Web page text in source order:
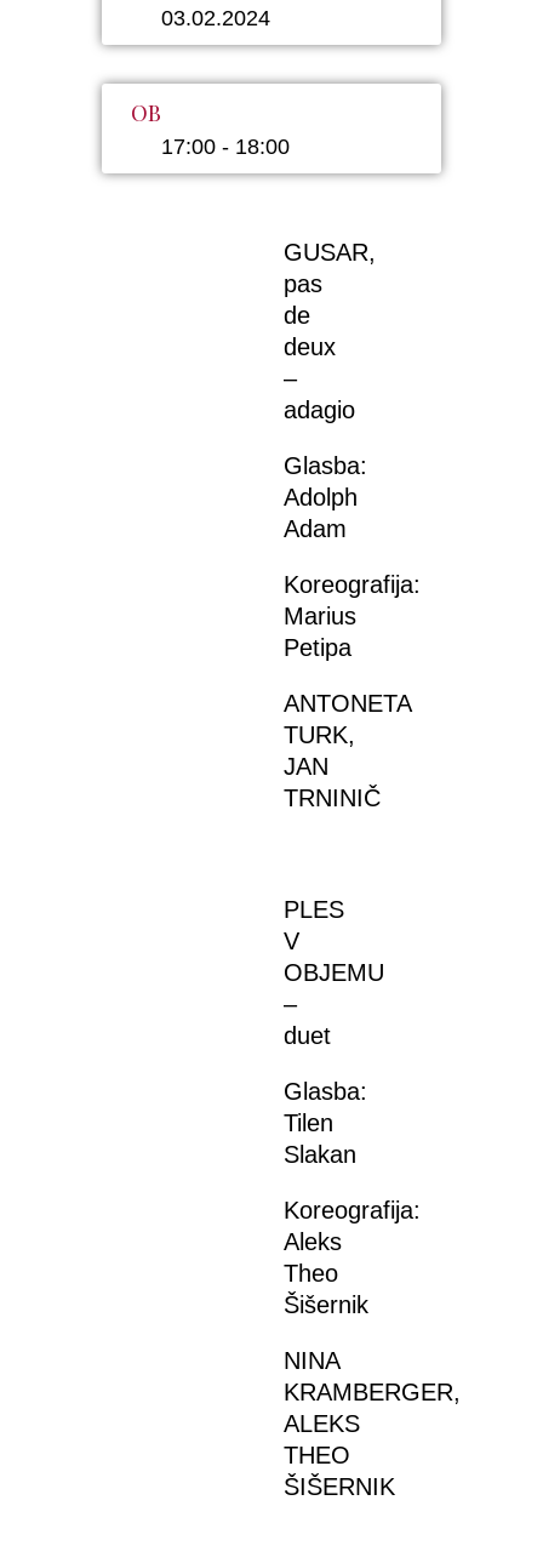
03.02.2024
OB
17:00 - 18:00
GUSAR,
pas
de
deux
–
adagio
Glasba:
Adolph
Adam
Koreografija:
Marius
Petipa
ANTONETA
TURK,
JAN
TRNINIČ
PLES
V
OBJEMU
–
duet
Glasba:
Tilen
Slakan
Koreografija:
Aleks
Theo
Šišernik
NINA
KRAMBERGER,
ALEKS
THEO
ŠIŠERNIK